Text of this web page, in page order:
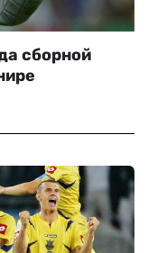
сборной